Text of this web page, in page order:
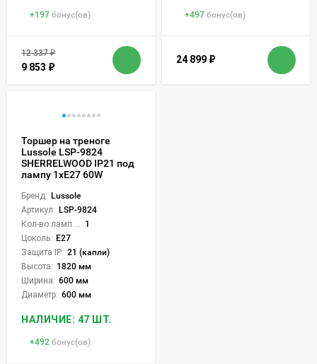
+197 бонус(ов)
12 337₽
9 853 ₽
+497 бонус(ов)
24 899 ₽
Торшер на треноге
Lussole LSP-9824
SHERRELWOOD IP21 под
лампу 1xE27 60W
Бренд: Lussole
Артикул: LSP-9824
1
Цоколь: E27
Защита IP: 21 (капли)
Высота: 1820 мм
Ширина: 600 мм
Диаметр: 600 мм
НАЛИЧИЕ: 47 ШТ.
+492 бонус(ов)